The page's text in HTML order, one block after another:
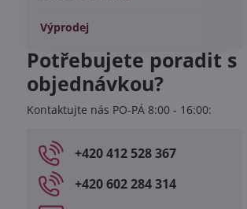
Výprodej
Potřebujete poradit s
objednávkou?
Kontaktujte nás PO-PÁ 8:00 - 16:00:
+420 412 528 367
+420 602 284 314